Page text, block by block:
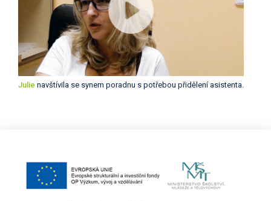
Julie navštívila se synem poradnu s potřebou přidělení asistenta.